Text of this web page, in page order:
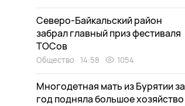
Северо-Байкальский район
забрал главный приз фестиваля
ТОСов
Общество 14:58 1054
Многодетная мать из Бурятии за
год подняла большое хозяйство